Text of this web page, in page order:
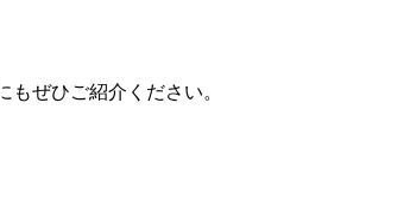
ぜひご紹介ください。